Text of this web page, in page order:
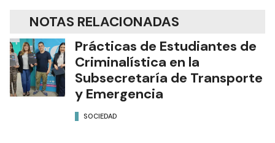
NOTAS RELACIONADAS
Prácticas de Estudiantes de
Criminalística en la
Subsecretaría de Transporte
y Emergencia
SOCIEDAD